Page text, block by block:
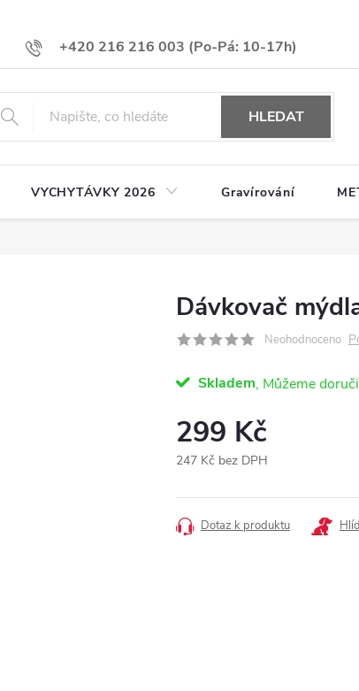
+420 216 216 003
HLEDAT
VYCHYTÁVKY 2026 Gravírování
Dávkovač
Neohodnoceno
Skladem
299 Kč
247 Kč bez DPH
cena:
Dotaz k produktu